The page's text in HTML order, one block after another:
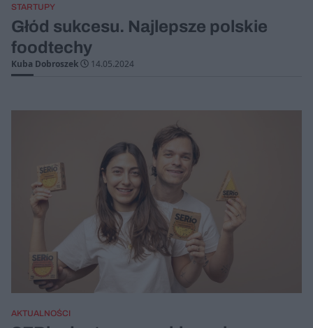
STARTUPY
Głód sukcesu. Najlepsze polskie
foodtechy
Kuba Dobroszek 14.05.2024
AKTUALNOŚCI